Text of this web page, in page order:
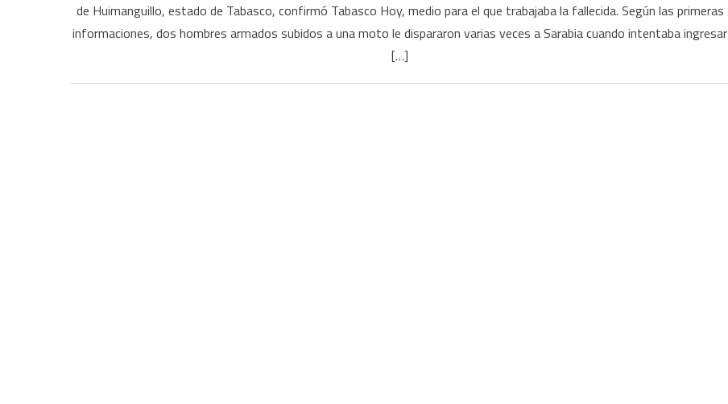
de Huimanguillo, estado de Tabasco, confirmó Tabasco Hoy, medio para el que trabajaba la fallecida. Según las primeras
informaciones, dos hombres armados subidos a una moto le dispararon varias veces a Sarabia cuando intentaba ingresar
[…]